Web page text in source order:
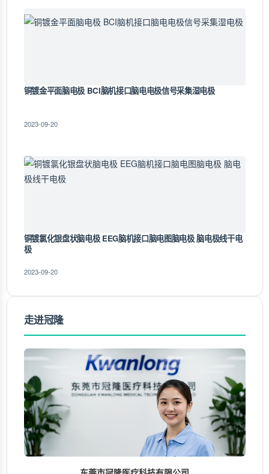
铜镀金平面脑电极 BCI脑机接口脑电电极信号采集湿电极
2023-09-20
铜镀氯化银盘状脑电极 EEG脑机接口脑电图脑电极 脑电极线干电
极
2023-09-20
走进冠隆